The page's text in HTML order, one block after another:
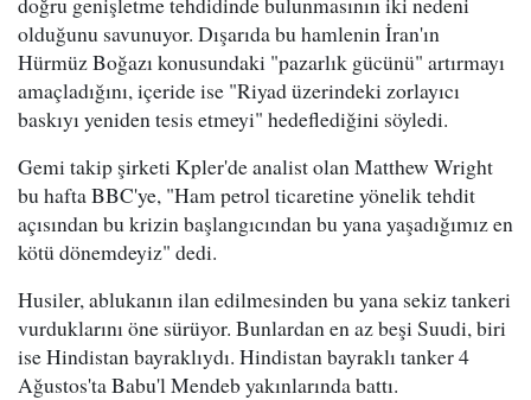
olduğunu savunuyor. Dışarıda bu hamlenin İran'ın
Hürmüz Boğazı konusundaki "pazarlık gücünü" artırmayı
amaçladığını, içeride ise "Riyad üzerindeki zorlayıcı
baskıyı yeniden tesis etmeyi" hedeflediğini söyledi.
Gemi takip şirketi Kpler'de analist olan Matthew Wright
bu hafta BBC'ye, "Ham petrol ticaretine yönelik tehdit
açısından bu krizin başlangıcından bu yana yaşadığımız en
kötü dönemdeyiz" dedi.
Husiler, ablukanın ilan edilmesinden bu yana sekiz tankeri
vurduklarını öne sürüyor. Bunlardan en az beşi Suudi, biri
ise Hindistan bayraklıydı. Hindistan bayraklı tanker 4
Ağustos'ta Babu'l Mendeb yakınlarında battı.